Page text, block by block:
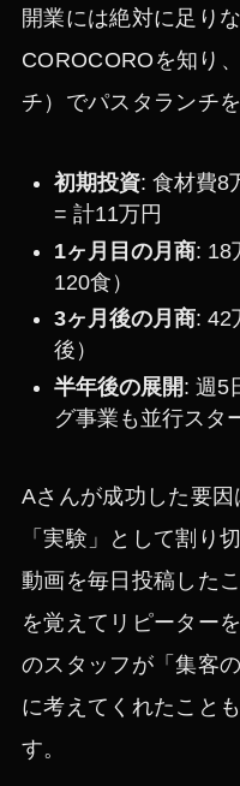
開業には絶対に足り
COROCOROを知り
チ）でパスタランチ
初期投資: 食材費8
= 計11万円
1ヶ月目の月商: 18
120食）
3ヶ月後の月商: 42
後）
半年後の展開: 週5
グ事業も並行スタ
Aさんが成功した要
「実験」として割り
動画を毎日投稿した
を覚えてリピーター
のスタッフが「集客
に考えてくれたこと
す。